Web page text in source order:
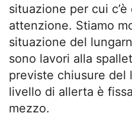
situazione per cui c’è
attenzione. Stiamo
situazione del
sono lavori alla
previste chiusure del
livello di allerta è
mezzo.